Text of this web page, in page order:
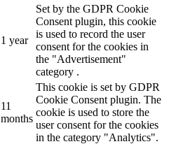
1 year
Set by the GDPR Cookie
Consent plugin, this cookie
is used to record the user
consent for the cookies in
the "Advertisement"
category .
11
months
This cookie is set by GDPR
Cookie Consent plugin. The
cookie is used to store the
user consent for the cookies
in the category "Analytics".